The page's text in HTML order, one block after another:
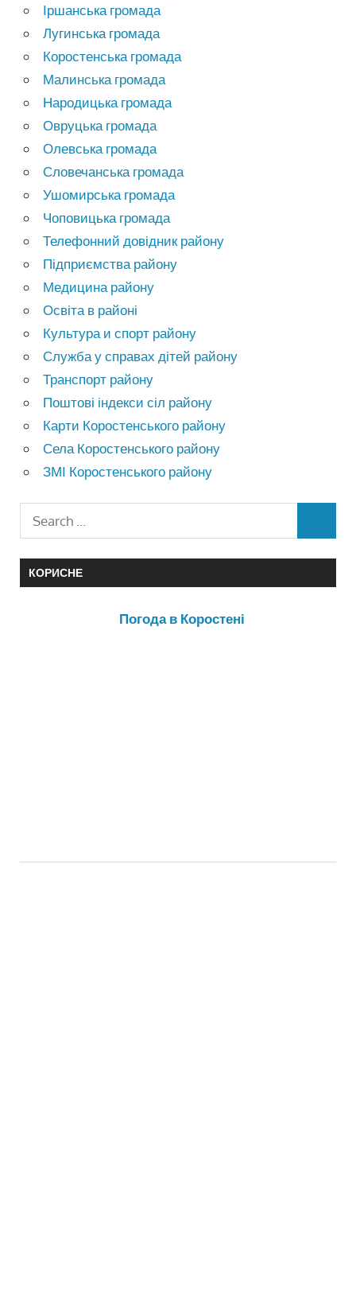
Іршанська громада
Лугинська громада
Коростенська громада
Малинська громада
Народицька громада
Овруцька громада
Олевська громада
Словечанська громада
Ушомирська громада
Чоповицька громада
Телефонний довідник району
Підприємства району
Медицина району
Освіта в районі
Культура и спорт району
Служба у справах дітей району
Транспорт району
Поштові індекси сіл району
Карти Коростенського району
Села Коростенського району
ЗМІ Коростенського району
КОРИСНЕ
Погода в Коростені